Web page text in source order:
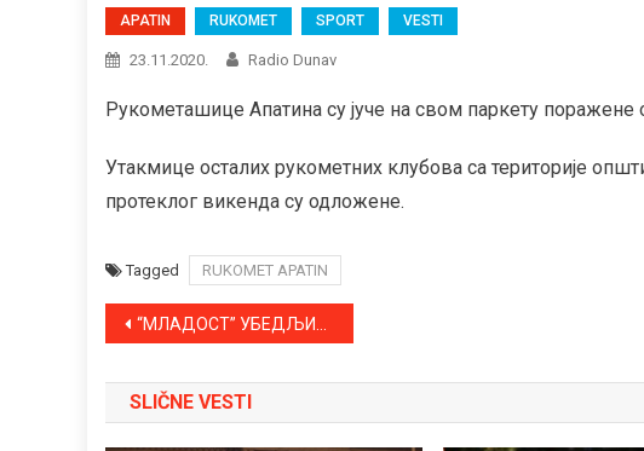
APATIN RUKOMET SPORT VESTI
23.11.2020. Radio Dunav
Рукометашице Апатина су јуче на свом паркету поражене
Утакмице осталих рукометних клубова са територије
протеклог викенда су одложене.
Tagged RUKOMET APATIN
Kretanje
članka
“МЛАДОСТ” УБЕДЉИВА ПРОТИВ НОВАЈЛИЈЕ У ВОЈВОЂАНСКОЈ ЛИГИ
SLIČNE VESTI